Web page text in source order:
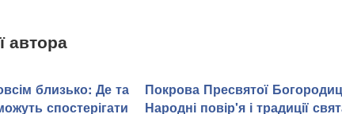
автора
близько: Де та
спостерігати
Покрова Пресвятої
Народні повір'я і традиції